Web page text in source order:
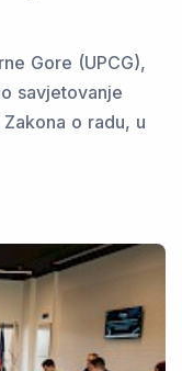
Gore (UPCG),
savjetovanje
o radu, u